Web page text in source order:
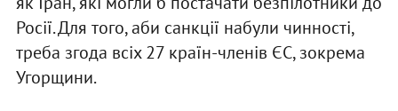
Росії. Для того, аби санкції набули чинності,
треба згода всіх 27 країн-членів ЄС, зокрема
Угорщини.